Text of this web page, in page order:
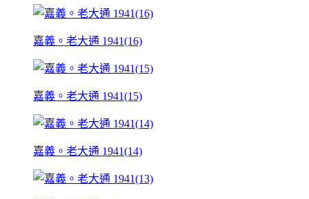
嘉義。老大通 1941(16)
嘉義。老大通 1941(15)
嘉義。老大通 1941(14)